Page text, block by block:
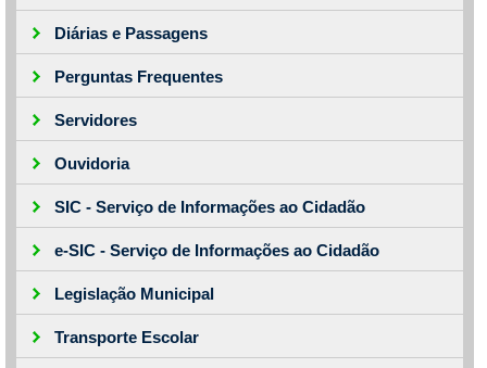
Diárias e Passagens
Perguntas Frequentes
Servidores
Ouvidoria
SIC - Serviço de Informações ao Cidadão
e-SIC - Serviço de Informações ao Cidadão
Legislação Municipal
Transporte Escolar